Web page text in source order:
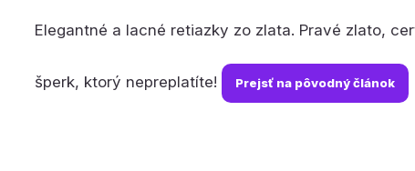
Elegantné a lacné retiazky zo zlata. Pravé zlato,
šperk, ktorý nepreplatíte! Prejsť na pôvodný článok